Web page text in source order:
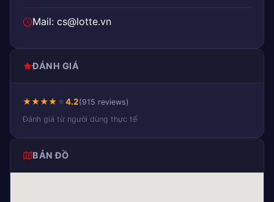
Mail: cs@lotte.vn
ĐÁNH GIÁ
★★★★★4.2(915 reviews)
Đánh giá từ người dùng thực tế
BẢN ĐỒ